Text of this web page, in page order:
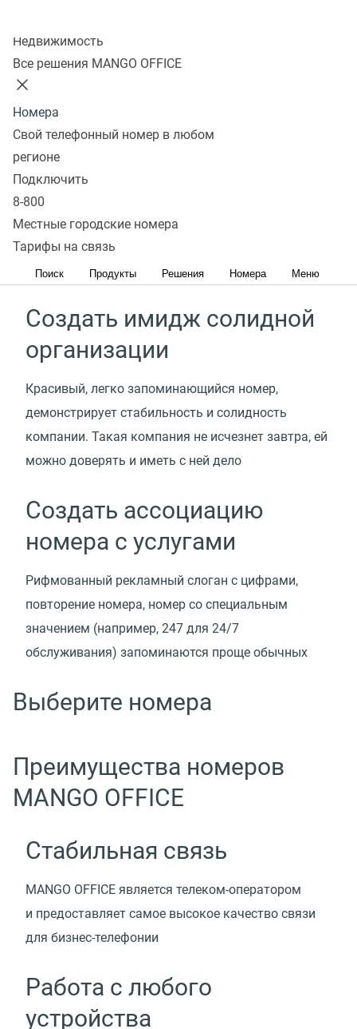
Недвижимость
Все решения MANGO OFFICE
Номера
Свой телефонный номер в любом
регионе
Подключить
8-800
Местные городские номера
Тарифы на связь
Поиск Продукты Решения Номера Меню
Красивые номера
для бизнеса помогут
Увеличить количество
обращений
Номер, который хорошо запоминается, приведет
больше клиентов, именно поэтому на красивые
номера звонят на 30% чаще
Создать имидж солидной
организации
Красивый, легко запоминающийся номер,
демонстрирует стабильность и солидность
компании. Такая компания не исчезнет завтра, ей
можно доверять и иметь c ней дело
Создать ассоциацию
номера с услугами
Рифмованный рекламный слоган с цифрами,
повторение номера, номер со специальным
значением (например, 247 для 24/7
обслуживания) запоминаются проще обычных
Выберите номера
Преимущества номеров
MANGO OFFICE
Стабильная связь
MANGO OFFICE является телеком-оператором
и предоставляет самое высокое качество связи
для бизнес-телефонии
Работа с любого
устройства